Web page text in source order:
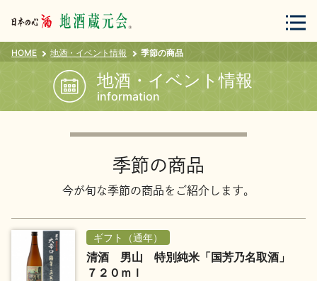
会員登録 ログイン
蔵元紀行 地酒カタログ
HOME 地酒・イベント情報 季節の商品
地酒・イベント情報
information
季節の商品
今が旬な季節の商品をご紹介します。
ギフト（通年）
清酒 男山 特別純米「国芳乃名取酒」
７２０ｍｌ